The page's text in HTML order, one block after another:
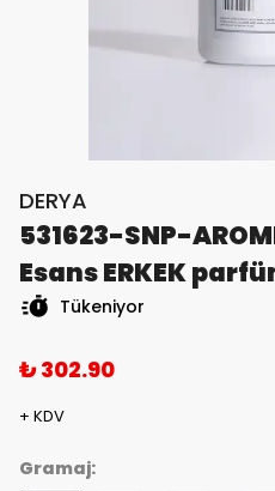
DERYA
531623-SNP-
Esans ERKEK
Tükeniyor
₺ 302.90
+ KDV
Gramaj: